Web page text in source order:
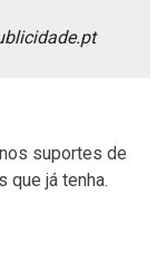
suportes de
que já tenha.